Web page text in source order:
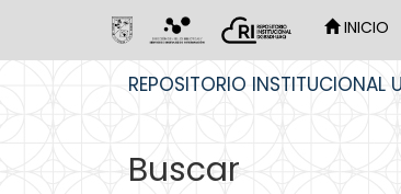
INICIO
REPOSITORIO INSTITUCIONAL
Buscar